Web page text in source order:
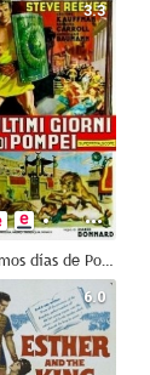
3.3
Los últimos días de Pompeya
6.0